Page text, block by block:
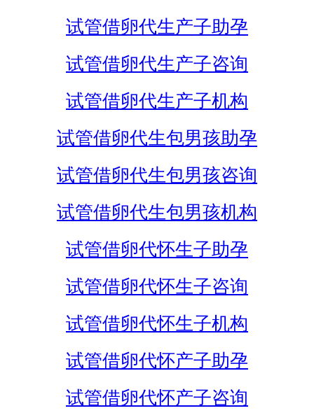
试管借卵代生产子助孕
试管借卵代生产子咨询
试管借卵代生产子机构
试管借卵代生包男孩助孕
试管借卵代生包男孩咨询
试管借卵代生包男孩机构
试管借卵代怀生子助孕
试管借卵代怀生子咨询
试管借卵代怀生子机构
试管借卵代怀产子助孕
试管借卵代怀产子咨询